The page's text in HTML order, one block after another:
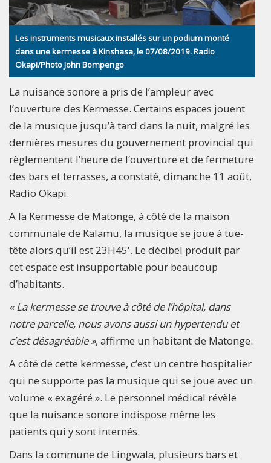
Les instruments musicaux installés sur un podium monté
dans une kermesse à Kinshasa, le 07/08/2019. Radio
Okapi/Photo John Bompengo
La nuisance sonore a pris de l’ampleur avec
l’ouverture des Kermesse. Certains espaces jouent
de la musique jusqu’à tard dans la nuit, malgré les
dernières mesures du gouvernement provincial qui
règlementent l’heure de l’ouverture et de fermeture
des bars et terrasses, a constaté, dimanche 11 août,
Radio Okapi.
A la Kermesse de Matonge, à côté de la maison
communale de Kalamu, la musique se joue à tue-
tête alors qu’il est 23H45'. Le décibel produit par
cet espace est insupportable pour beaucoup
d’habitants.
« La kermesse se trouve à côté de l’hôpital, dans
notre parcelle, nous avons aussi un hypertendu et
c’est désagréable », affirme un habitant de Matonge.
A côté de cette kermesse, c’est un centre hospitalier
qui ne supporte pas la musique qui se joue avec un
volume « exagéré ». Le personnel médical révèle
que la nuisance sonore indispose même les
patients qui y sont internés.
Dans la commune de Lingwala, plusieurs bars et